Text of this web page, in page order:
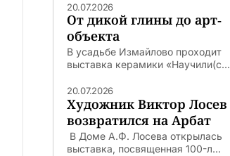
20.07.2026
От дикой глины до арт-
объекта
В усадьбе Измайлово проходит
выставка керамики «Научили(с...
20.07.2026
Художник Виктор Лосев
возвратился на Арбат
В Доме А.Ф. Лосева открылась
выставка, посвященная 100-л...